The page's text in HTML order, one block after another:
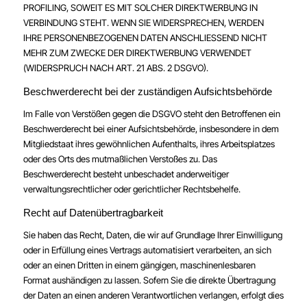
PROFILING, SOWEIT ES MIT SOLCHER DIREKTWERBUNG IN
VERBINDUNG STEHT. WENN SIE WIDERSPRECHEN, WERDEN
IHRE PERSONENBEZOGENEN DATEN ANSCHLIESSEND NICHT
MEHR ZUM ZWECKE DER DIREKTWERBUNG VERWENDET
(WIDERSPRUCH NACH ART. 21 ABS. 2 DSGVO).
Beschwerde­recht bei der zuständigen Aufsichts­behörde
Im Falle von Verstößen gegen die DSGVO steht den Betroffenen ein
Beschwerderecht bei einer Aufsichtsbehörde, insbesondere in dem
Mitgliedstaat ihres gewöhnlichen Aufenthalts, ihres Arbeitsplatzes
oder des Orts des mutmaßlichen Verstoßes zu. Das
Beschwerderecht besteht unbeschadet anderweitiger
verwaltungsrechtlicher oder gerichtlicher Rechtsbehelfe.
Recht auf Daten­übertrag­barkeit
Sie haben das Recht, Daten, die wir auf Grundlage Ihrer Einwilligung
oder in Erfüllung eines Vertrags automatisiert verarbeiten, an sich
oder an einen Dritten in einem gängigen, maschinenlesbaren
Format aushändigen zu lassen. Sofern Sie die direkte Übertragung
der Daten an einen anderen Verantwortlichen verlangen, erfolgt dies